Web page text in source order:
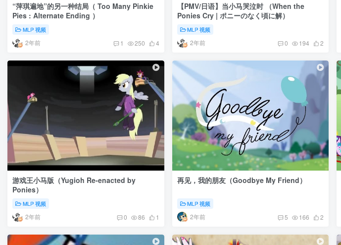
“萍琪遍地”的另一种结局（ Too Many Pinkie
Pies : Alternate Ending ）
MLP 视频
2年前 1 250 4
【PMV/日语】当小马哭泣时 （When the
Ponies Cry | ポニーのなく頃に解）
MLP 视频
2年前 0 194 2
游戏王小马版（Yugioh Re-enacted by
Ponies）
MLP 视频
2年前 0 86 1
再见，我的朋友（Goodbye My Friend）
MLP 视频
2年前 5 166 2